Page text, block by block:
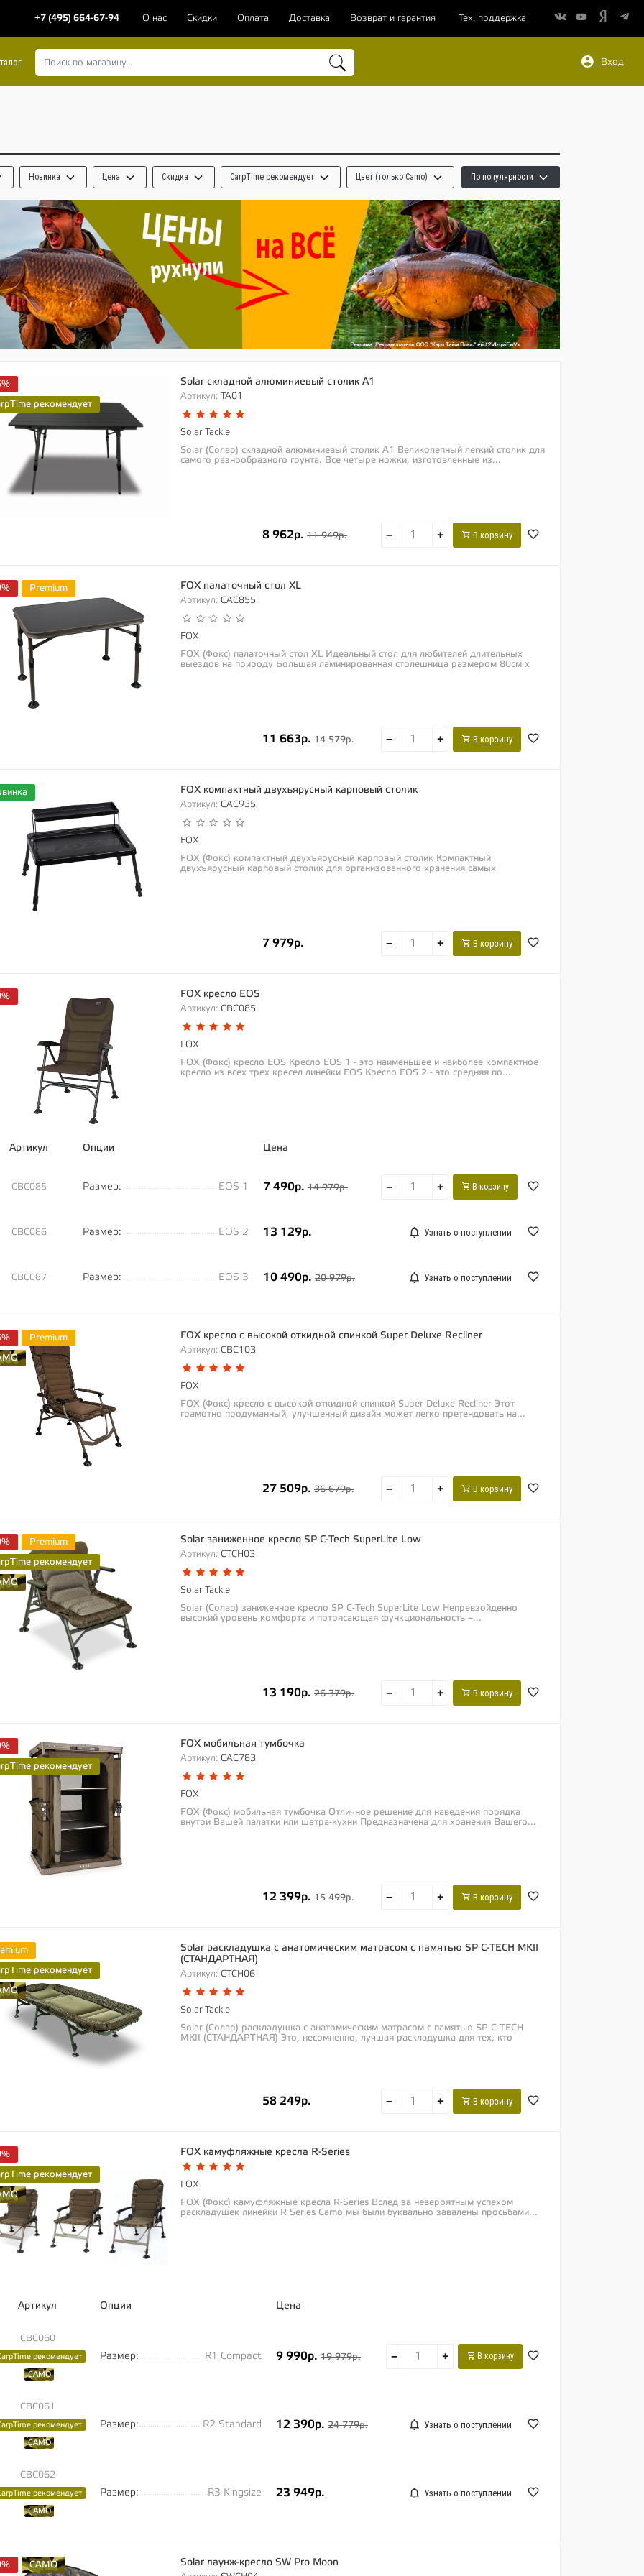
+7 (495) 664-67-94 О нас Скидки Оплата Доставка Возврат и гарантия Тех. поддержка
Вход
Новинка Цена Скидка CarpTime рекомендует Цвет (только Camo) По популярности
рекомендует
Solar складной алюминиевый столик A1
Артикул: TA01
Solar Tackle
Solar (Солар) складной алюминиевый столик A1 Великолепный легкий столик для
самого разнообразного грунта. Все четыре ножки, изготовленные из...
8 962р. 11 949р. − + В корзину
Premium FOX палаточный стол XL
Артикул: CAC855
FOX
FOX (Фокс) палаточный стол XL Идеальный стол для любителей длительных
выездов на природу Большая ламинированная столешница размером 80см х
11 663р. 14 579р. − + В корзину
FOX компактный двухъярусный карповый столик
Артикул: CAC935
FOX
FOX (Фокс) компактный двухъярусный карповый столик Компактный
двухъярусный карповый столик для организованного хранения самых
7 979р. − + В корзину
FOX кресло EOS
Артикул: CBC085
FOX
FOX (Фокс) кресло EOS Кресло EOS 1 - это наименьшее и наиболее компактное
кресло из всех трех кресел линейки EOS Кресло EOS 2 - это средняя по...
Артикул Опции Цена
CBC085 Размер: EOS 1 7 490р. 14 979р. − + В корзину
CBC086 Размер: EOS 2 13 129р. Узнать о поступлении
CBC087 Размер: EOS 3 10 490р. 20 979р. Узнать о поступлении
Premium
FOX кресло с высокой откидной спинкой Super Deluxe Recliner
Артикул: CBC103
FOX
FOX (Фокс) кресло с высокой откидной спинкой Super Deluxe Recliner Этот
грамотно продуманный, улучшенный дизайн может легко претендовать на...
27 509р. 36 679р. − + В корзину
Premium
рекомендует
Solar заниженное кресло SP C-Tech SuperLite Low
Артикул: CTCH03
Solar Tackle
Solar (Солар) заниженное кресло SP C-Tech SuperLite Low Непревзойденно
высокий уровень комфорта и потрясающая функциональность –...
13 190р. 26 379р. − + В корзину
рекомендует
FOX мобильная тумбочка
Артикул: CAC783
FOX
FOX (Фокс) мобильная тумбочка Отличное решение для наведения порядка
внутри Вашей палатки или шатра-кухни Предназначена для хранения Вашего...
12 399р. 15 499р. − + В корзину
рекомендует
Solar раскладушка с анатомическим матрасом с памятью SP C-TECH MKII
(СТАНДАРТНАЯ)
Артикул: CTCH06
Solar Tackle
Solar (Солар) раскладушка с анатомическим матрасом с памятью SP C-TECH
MKII (СТАНДАРТНАЯ) Это, несомненно, лучшая раскладушка для тех, кто
58 249р. − + В корзину
рекомендует
FOX камуфляжные кресла R-Series
FOX
FOX (Фокс) камуфляжные кресла R-Series Вслед за невероятным успехом
раскладушек линейки R Series Camo мы были буквально завалены просьбами...
Артикул Опции Цена
CBC060
рекомендует
CAMO
Размер: R1 Compact 9 990р. 19 979р. − + В корзину
CBC061
рекомендует
CAMO
Размер: R2 Standard 12 390р. 24 779р. Узнать о поступлении
CBC062
рекомендует
CAMO
Размер: R3 Kingsize 23 949р. Узнать о поступлении
CAMO Solar лаунж-кресло SW Pro Moon